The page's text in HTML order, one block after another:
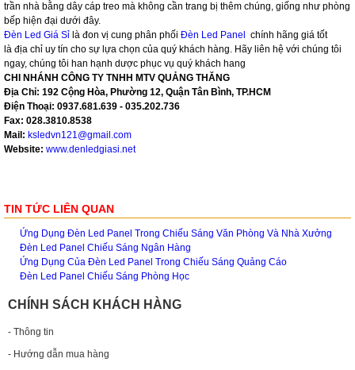
trần nhà bằng dây cáp treo mà không cần trang bị thêm chúng, giống như phòng
bếp hiện đại dưới đây.
Đèn Led Giá Sỉ là đon vị cung phân phối Đèn Led Panel
chính hãng giá tốt
là địa chỉ uy tín cho sự lựa chọn của quý khách hàng. Hãy liên hệ với chúng tôi
ngay, chúng tôi han hạnh dược phục vụ quý khách hang
CHI NHÁNH CÔNG TY TNHH MTV QUẢNG THĂNG
Địa Chỉ: 192 Cộng Hòa, Phường 12, Quận Tân Bình, TP.HCM
Điện Thoại: 0937.681.639 - 035.202.736
Fax: 028.3810.8538
Mail: ksledvn121@gmail.com
Website: www.denledgiasi.net
TIN TỨC LIÊN QUAN
Ứng Dụng Đèn Led Panel Trong Chiếu Sáng Văn Phòng Và Nhà Xưởng
Đèn Led Panel Chiếu Sáng Ngân Hàng
Ứng Dụng Của Đèn Led Panel Trong Chiếu Sáng Quảng Cáo
Đèn Led Panel Chiếu Sáng Phòng Học
CHÍNH SÁCH KHÁCH HÀNG
- Thông tin
- Hướng dẫn mua hàng